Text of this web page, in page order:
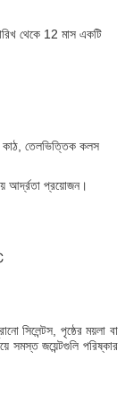
থেকে 12 মাস একটি
কাঠ, তেলভিত্তিক কলস
আর্দ্রতা প্রয়োজন।
সিলেন্টস, পৃষ্ঠের ময়লা বা
সমস্ত জয়েন্টগুলি পরিষ্কার